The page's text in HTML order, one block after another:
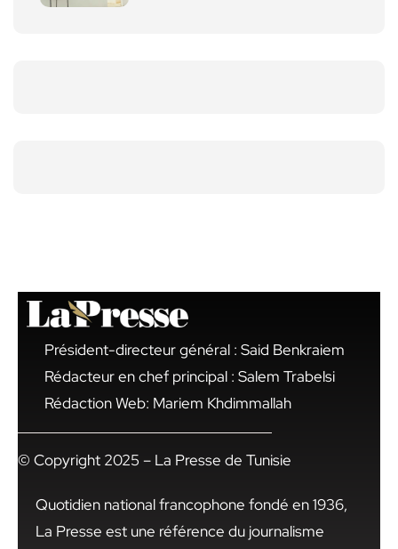
Président-directeur général : Said Benkraiem
Rédacteur en chef principal : Salem Trabelsi
Rédaction Web: Mariem Khdimmallah
© Copyright 2025 – La Presse de Tunisie
Quotidien national francophone fondé en 1936,
La Presse est une référence du journalisme